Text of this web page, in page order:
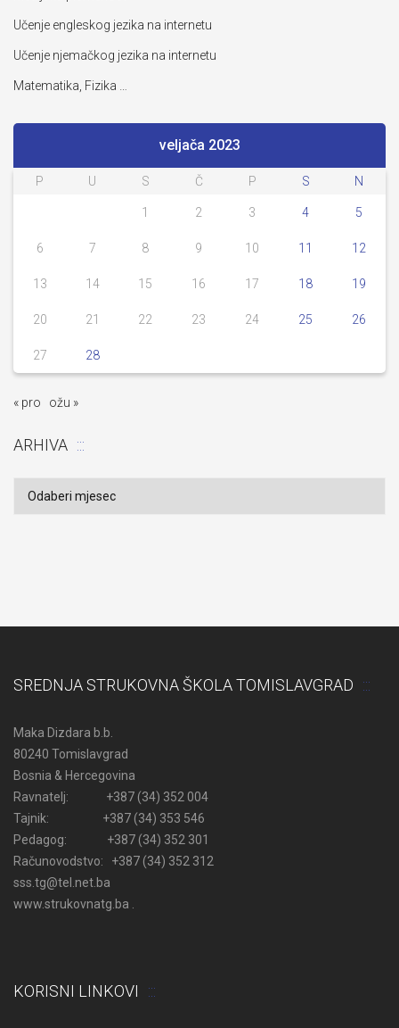
Učenje engleskog jezika na internetu
Učenje njemačkog jezika na internetu
Matematika, Fizika …
veljača 2023
P U S Č P S N
1 2 3 4 5
6 7 8 9 10 11 12
13 14 15 16 17 18 19
20 21 22 23 24 25 26
27 28
« pro ožu »
ARHIVA
Arhiva
SREDNJA STRUKOVNA ŠKOLA TOMISLAVGRAD
Maka Dizdara b.b.
80240 Tomislavgrad
Bosnia & Hercegovina
Ravnatelj: +387 (34) 352 004
Tajnik: +387 (34) 353 546
Pedagog: +387 (34) 352 301
Računovodstvo: +387 (34) 352 312
sss.tg@tel.net.ba
www.strukovnatg.ba .
KORISNI LINKOVI